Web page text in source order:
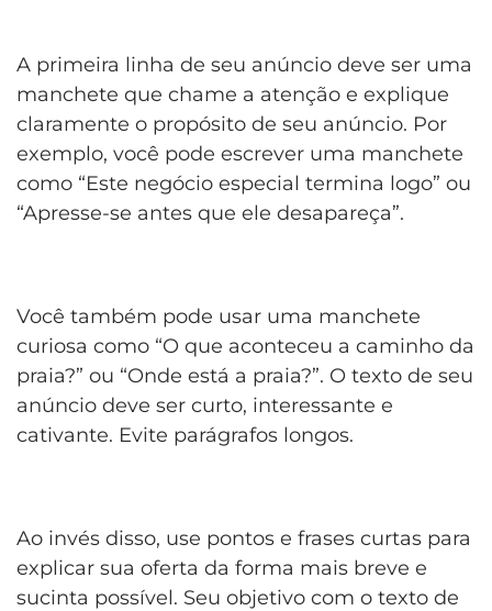
A primeira linha de seu anúncio deve ser uma
manchete que chame a atenção e explique
claramente o propósito de seu anúncio. Por
exemplo, você pode escrever uma manchete
como “Este negócio especial termina logo” ou
“Apresse-se antes que ele desapareça”.
Você também pode usar uma manchete
curiosa como “O que aconteceu a caminho da
praia?” ou “Onde está a praia?”. O texto de seu
anúncio deve ser curto, interessante e
cativante. Evite parágrafos longos.
Ao invés disso, use pontos e frases curtas para
explicar sua oferta da forma mais breve e
sucinta possível. Seu objetivo com o texto de